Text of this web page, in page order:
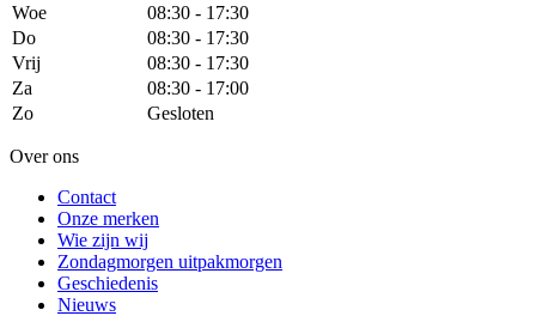
Woe
08:30 - 17:30
Do
08:30 - 17:30
Vrij
08:30 - 17:30
Za
08:30 - 17:00
Zo
Gesloten
Over ons
Contact
Onze merken
Wie zijn wij
Zondagmorgen uitpakmorgen
Geschiedenis
Nieuws